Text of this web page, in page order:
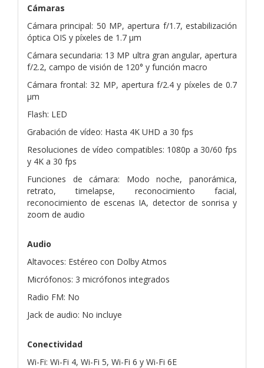
Cámaras
Cámara principal: 50 MP, apertura f/1.7, estabilización
óptica OIS y píxeles de 1.7 µm
Cámara secundaria: 13 MP ultra gran angular, apertura
f/2.2, campo de visión de 120° y función macro
Cámara frontal: 32 MP, apertura f/2.4 y píxeles de 0.7
µm
Flash: LED
Grabación de vídeo: Hasta 4K UHD a 30 fps
Resoluciones de vídeo compatibles: 1080p a 30/60 fps
y 4K a 30 fps
Funciones de cámara: Modo noche, panorámica,
retrato, timelapse, reconocimiento facial,
reconocimiento de escenas IA, detector de sonrisa y
zoom de audio
Audio
Altavoces: Estéreo con Dolby Atmos
Micrófonos: 3 micrófonos integrados
Radio FM: No
Jack de audio: No incluye
Conectividad
Wi-Fi: Wi-Fi 4, Wi-Fi 5, Wi-Fi 6 y Wi-Fi 6E